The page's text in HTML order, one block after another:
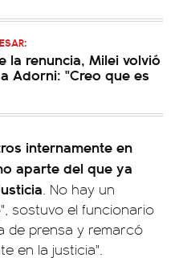
la renuncia, Milei volvió
Adorni: "Creo que es
internamente en
aparte del que ya
. No hay un
sostuvo el funcionario
de prensa y remarcó
en la justicia".